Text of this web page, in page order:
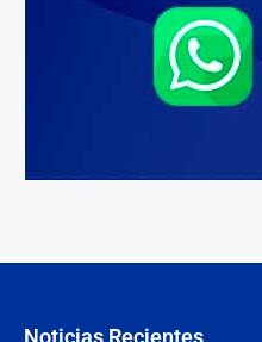
Noticias Recientes